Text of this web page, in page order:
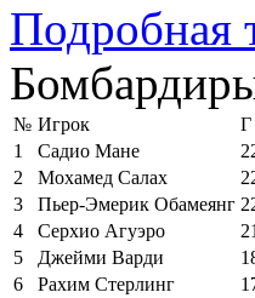
Подробная
№ Игрок
Г
1
Садио Мане
2
Мохамед Салах
3
Пьер-Эмерик Обамеянг
4
Серхио Агуэро
21
5
Джейми Варди
6
Рахим Стерлинг